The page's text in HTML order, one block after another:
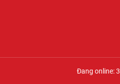
Đang online: 3